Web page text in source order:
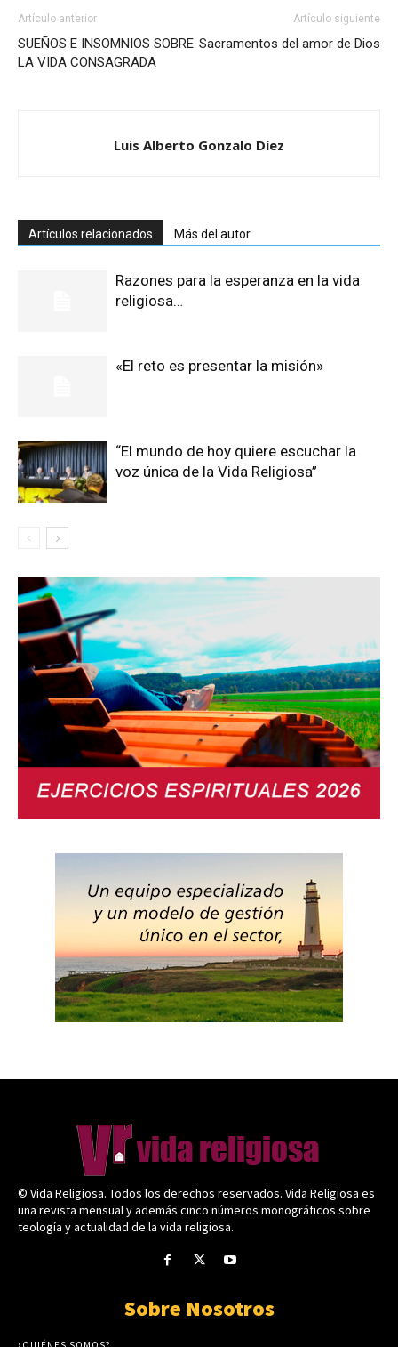
Artículo anterior
SUEÑOS E INSOMNIOS SOBRE
LA VIDA CONSAGRADA
Artículo siguiente
Sacramentos del amor de Dios
Luis Alberto Gonzalo Díez
Artículos relacionados Más del autor
Razones para la esperanza en la vida
religiosa…
«El reto es presentar la misión»
“El mundo de hoy quiere escuchar la
voz única de la Vida Religiosa”
© Vida Religiosa. Todos los derechos reservados. Vida Religiosa es
una revista mensual y además cinco números monográficos sobre
teología y actualidad de la vida religiosa.
Sobre Nosotros